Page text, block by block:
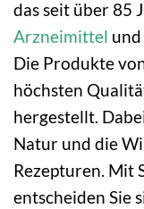
das seit über 85
Arzneimittel
Die Produkte
höchsten
hergestellt.
Natur und die
Rezepturen. Mit
entscheiden Sie